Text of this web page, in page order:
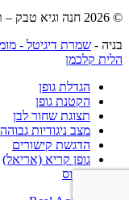
© 2026 חנה וגיא טבק – תכנון והקמת גינות יפות.
בניה - שמרת דיגיטל -
הלית קלכמן
הגדלת גופן
הקטנת גופן
תצוגת שחור לבן
מצב ניגודיות גבוהה
הדגשת קישורים
גופן קריא (אריאל)
איפוס